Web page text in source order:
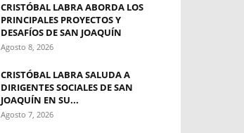
CRISTÓBAL LABRA ABORDA LOS
PRINCIPALES PROYECTOS Y
DESAFÍOS DE SAN JOAQUÍN
Agosto 8, 2026
CRISTÓBAL LABRA SALUDA A
DIRIGENTES SOCIALES DE SAN
JOAQUÍN EN SU...
Agosto 7, 2026